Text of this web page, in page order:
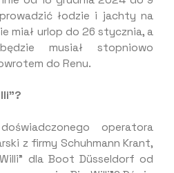
łodzie i jachty na
miał urlop do 26 stycznia, a
musiał stopniowo
do Renu.
operatora
z firmy Schuhmann Krant,
dla Boot Düsseldorf od